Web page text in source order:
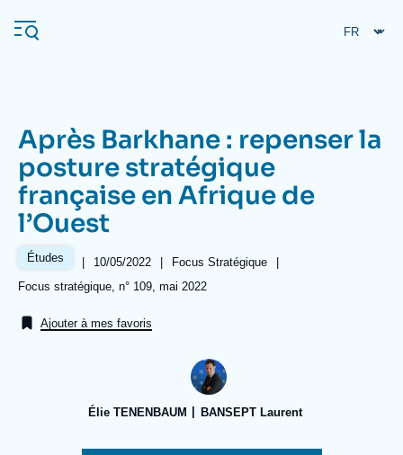
au
contenu
Navigation
principale
L'Ifri
Analyses
Événements
Se connecter
À propos de l'Ifri
L'Ifri en bref
Recherches fréquentes
Après Barkhane : repenser la
posture stratégique
française en Afrique de
l’Ouest
Études |
Date
publication
10/05/2022 |
Référence
taxonomie
Focus Stratégique
|
Références
Focus stratégique, n° 109, mai 2022
Ajouter à mes favoris
Élie TENENBAUM BANSEPT Laurent
Image